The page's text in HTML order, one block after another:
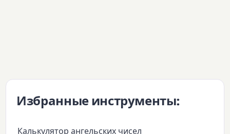
Избранные инструменты:
Калькулятор ангельских чисел